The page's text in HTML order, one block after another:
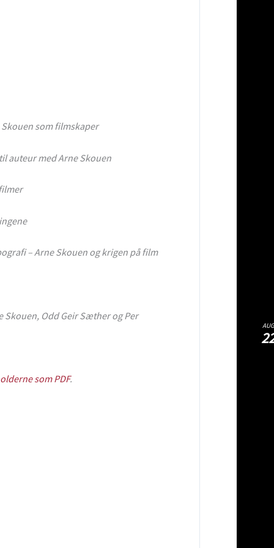
som filmskaper
auteur med Arne Skouen
– Arne Skouen og krigen på film
Skouen, Odd Geir Sæther og Per
som PDF.
AUG